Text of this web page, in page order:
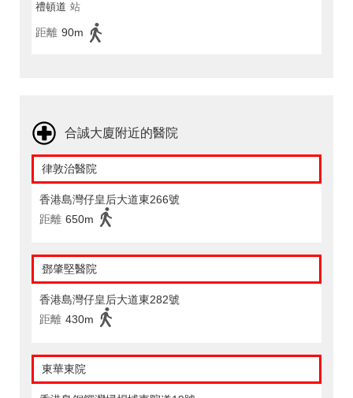
禮頓道 站
距離 90m
合誠大廈附近的醫院
律敦治醫院
香港島灣仔皇后大道東266號
距離 650m
鄧肇堅醫院
香港島灣仔皇后大道東282號
距離 430m
東華東院